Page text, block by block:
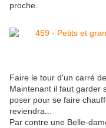
proche.
Faire le tour d'un carré
Maintenant il faut garder
poser pour se faire
reviendra...
Par contre une Belle-